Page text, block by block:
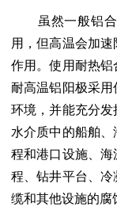
虽然一般铝合
用，但高温会加
作用。使用耐热
耐高温铝阳极采
环境，并能充分
水介质中的船舶
程和港口设施、
程、钻井平台、
缆和其他设施的腐